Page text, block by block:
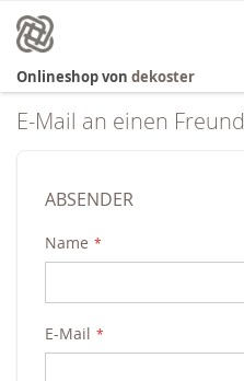
Inhalt
springen
Onlineshop von dekoster
E-Mail an einen Freund
ABSENDER
Name
E-Mail